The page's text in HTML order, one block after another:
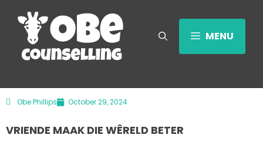
MENU
Obe Phillips October 29, 2024
VRIENDE MAAK DIE WÊRELD BETER